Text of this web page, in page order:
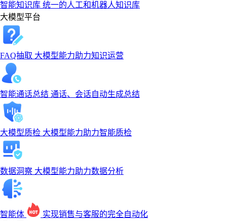
智能知识库 统一的人工和机器人知识库
大模型平台
FAQ抽取 大模型能力助力知识运营
智能通话总结 通话、会话自动生成总结
大模型质检 大模型能力助力智能质检
数据洞察 大模型能力助力数据分析
智能体
实现销售与客服的完全自动化